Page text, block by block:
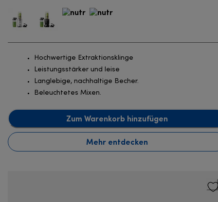
Hochwertige Extraktionsklinge
Leistungsstärker und leise
Langlebige, nachhaltige Becher.
Beleuchtetes Mixen.
Zum Warenkorb hinzufügen
Mehr entdecken